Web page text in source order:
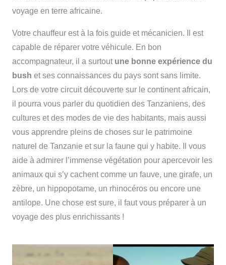
voyage en terre africaine.
Votre chauffeur est à la fois guide et mécanicien. Il est
capable de réparer votre véhicule. En bon
accompagnateur, il a surtout une bonne expérience du
bush et ses connaissances du pays sont sans limite.
Lors de votre circuit découverte sur le continent africain,
il pourra vous parler du quotidien des Tanzaniens, des
cultures et des modes de vie des habitants, mais aussi
vous apprendre pleins de choses sur le patrimoine
naturel de Tanzanie et sur la faune qui y habite. Il vous
aide à admirer l’immense végétation pour apercevoir les
animaux qui s’y cachent comme un fauve, une girafe, un
zèbre, un hippopotame, un rhinocéros ou encore une
antilope. Une chose est sure, il faut vous préparer à un
voyage des plus enrichissants !